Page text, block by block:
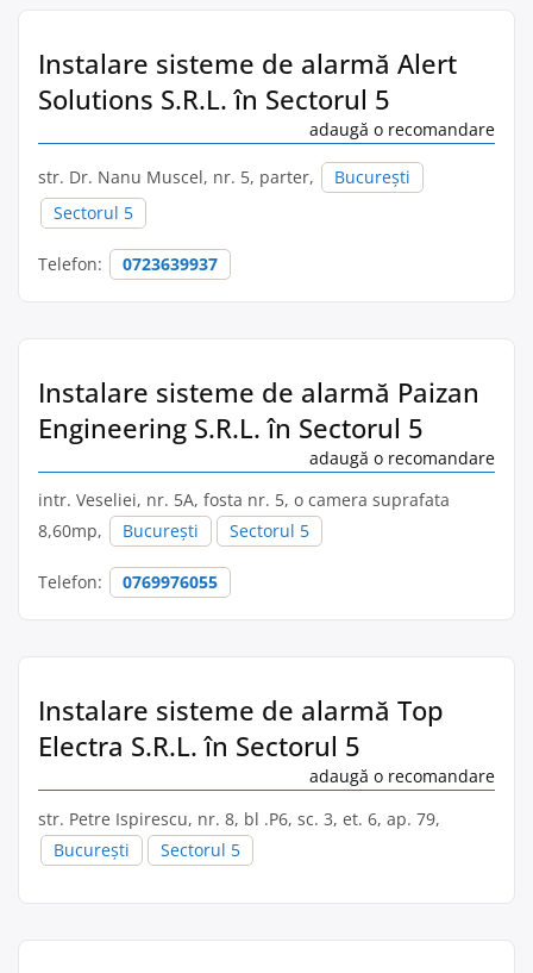
Instalare sisteme de alarmă Alert
Solutions S.R.L. în Sectorul 5
adaugă o recomandare
str. Dr. Nanu Muscel, nr. 5, parter,
București
Sectorul 5
Telefon: 0723639937
Instalare sisteme de alarmă Paizan
Engineering S.R.L. în Sectorul 5
adaugă o recomandare
intr. Veseliei, nr. 5A, fosta nr. 5, o camera suprafata
8,60mp,
București Sectorul 5
Telefon: 0769976055
Instalare sisteme de alarmă Top
Electra S.R.L. în Sectorul 5
adaugă o recomandare
str. Petre Ispirescu, nr. 8, bl .P6, sc. 3, et. 6, ap. 79,
București
Sectorul 5